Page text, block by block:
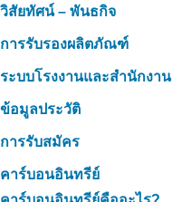
วิสัยทัศน์ – พันธกิจ
การรับรองผลิตภัณฑ์
ระบบโรงงานและสำนักงาน
ข้อมูลประวัติ
การรับสมัคร
คาร์บอนอินทรีย์